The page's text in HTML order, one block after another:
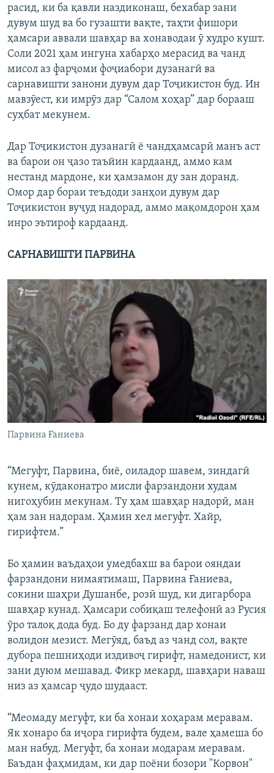
расид, ки ба қавли наздиконаш, бехабар зани
дувум шуд ва бо гузашти вақте, таҳти фишори
ҳамсари аввали шавҳар ва хонаводаи ӯ худро кушт.
Соли 2021 ҳам ингуна хабарҳо мерасид ва чанд
мисол аз фарҷоми фоҷиабори дузанагӣ ва
сарнавишти занони дувум дар Тоҷикистон буд. Ин
мавзӯест, ки имрӯз дар “Салом хоҳар” дар борааш
суҳбат мекунем.
Дар Тоҷикистон дузанагӣ ё чандҳамсарӣ манъ аст
ва барои он ҷазо таъйин кардаанд, аммо кам
нестанд мардоне, ки ҳамзамон ду зан доранд.
Омор дар бораи теъдоди занҳои дувум дар
Тоҷикистон вуҷуд надорад, аммо мақомдорон ҳам
инро эътироф кардаанд.
САРНАВИШТИ ПАРВИНА
Парвина Ғаниева
“Мегуфт, Парвина, биё, оиладор шавем, зиндагӣ
кунем, кӯдаконатро мисли фарзандони худам
нигоҳубин мекунам. Ту ҳам шавҳар надорӣ, ман
ҳам зан надорам. Ҳамин хел мегуфт. Хайр,
гирифтем.”
Бо ҳамин ваъдаҳои умедбахш ва барои ояндаи
фарзандони нимаятимаш, Парвина Ғаниева,
сокини шаҳри Душанбе, розӣ шуд, ки дигарбора
шавҳар кунад. Ҳамсари собиқаш телефонӣ аз Русия
ӯро талоқ дода буд. Бо ду фарзанд дар хонаи
волидон мезист. Мегӯяд, баъд аз чанд сол, вақте
дубора пешниҳоди издивоҷ гирифт, намедонист, ки
зани дуюм мешавад. Фикр мекард, шавҳари наваш
низ аз ҳамсар ҷудо шудааст.
“Меомаду мегуфт, ки ба хонаи хоҳарам меравам.
Як хонаро ба иҷора гирифта будем, вале ҳамеша бо
ман набуд. Мегуфт, ба хонаи модарам меравам.
Баъдан фаҳмидам, ки дар поёни бозори "Корвон"